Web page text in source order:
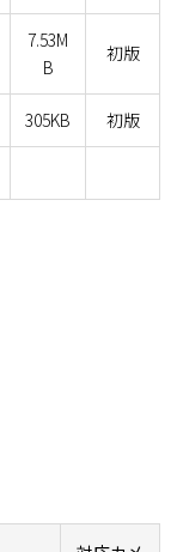
7.53M
B
初版
305KB 初版